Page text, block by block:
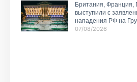
Британия, Франция,
выступили с
нападения РФ на
07/08/2026